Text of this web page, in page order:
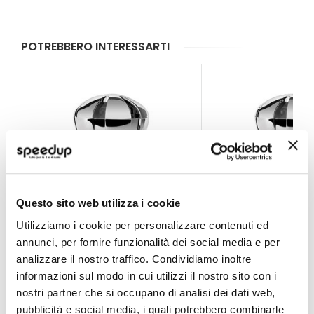
Questo sito web utilizza i cookie
Utilizziamo i cookie per personalizzare contenuti ed
annunci, per fornire funzionalità dei social media e per
analizzare il nostro traffico. Condividiamo inoltre
informazioni sul modo in cui utilizzi il nostro sito con i
nostri partner che si occupano di analisi dei dati web,
pubblicità e social media, i quali potrebbero combinarle
POTREBBERO INTERESSARTI
Profumi da bocchetta aria Pretty Orchidea - SIMONI
SIMONI RACING
Profumi da
SIMONI RACING